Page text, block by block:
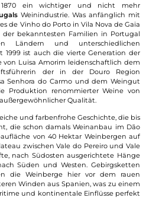
ein wichtiger und nicht mehr
Weinindustrie. Was anfänglich mit
de Vinho do Porto in Vila Nova de Gaia
bekanntesten Familien in Portugal
Ländern und unterschiedlichen
1999 ist auch die vierte Generation der
Luisa Amorim leidenschaftlich dem
der in der Douro Region
Senhora do Carmo und dem Weingut
Produktion renommierter Weine von
Qualität.
und farbenfrohe Geschichte, die bis
die schon damals Weinanbau im Dão
von 40 Hektar Weinbergen auf
zwischen Vale do Pereiro und Vale
nach Südosten ausgerichtete Hänge
Süden und Westen. Gebirgsketten
die Weinberge hier vor dem rauen
Winden aus Spanien, was zu einem
und kontinentale Einflüsse perfekt